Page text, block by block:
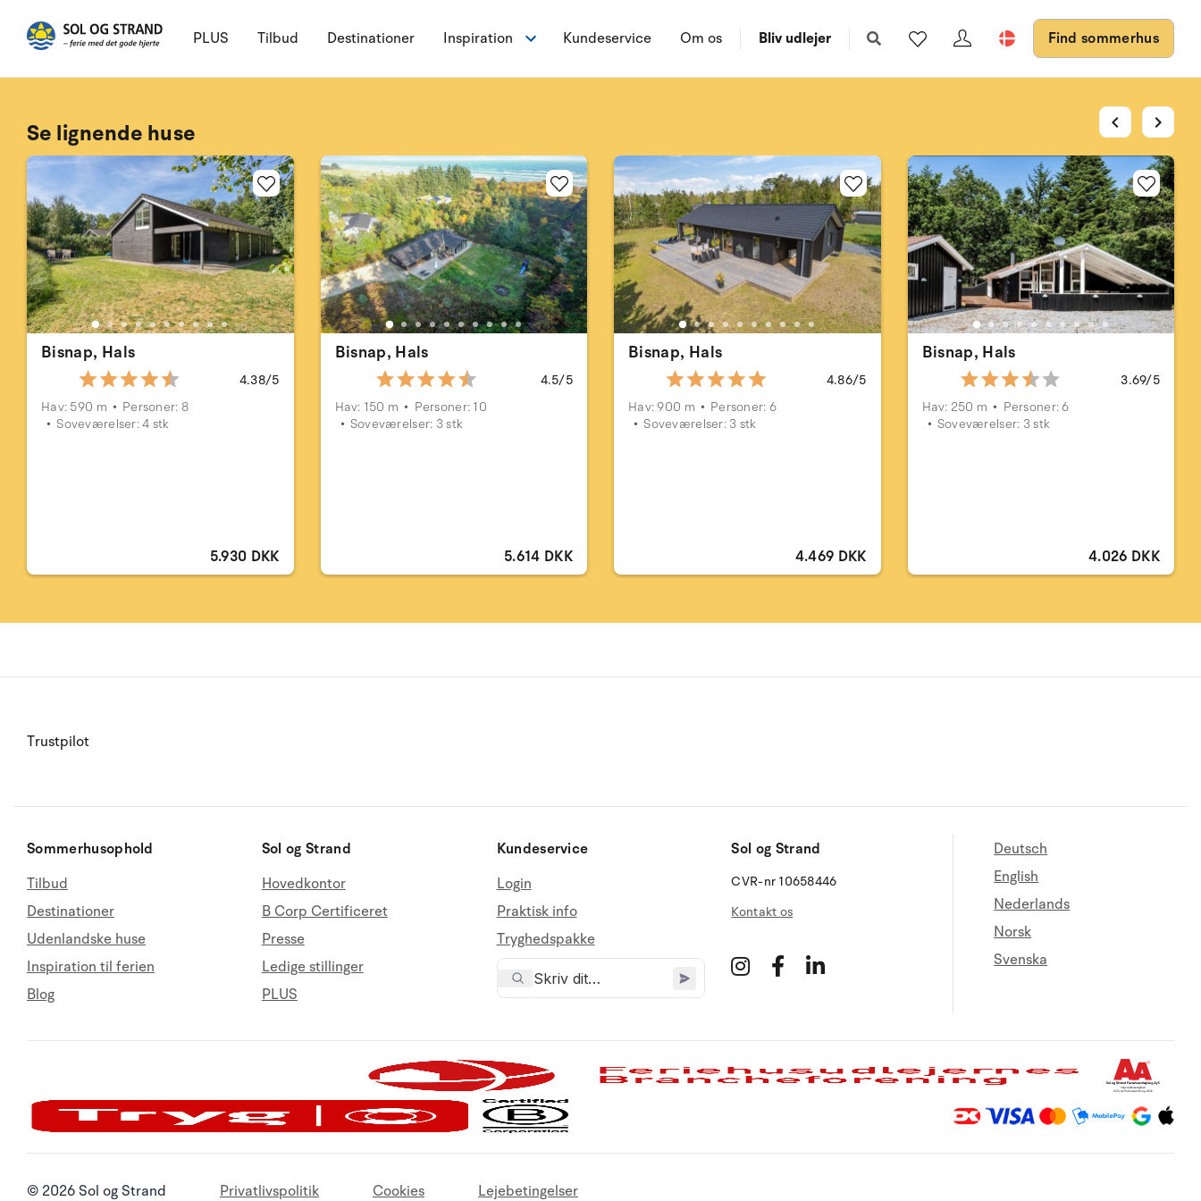
PLUS Tilbud Destinationer Inspiration Kundeservice Om os Bliv udlejer Find sommerhus
Se lignende huse
Bisnap, Hals
4.38/5
Hav: 590 m
Personer: 8
Soveværelser: 4 stk
5.930 DKK
Bisnap, Hals
4.5/5
Hav: 150 m
Personer: 10
Soveværelser: 3 stk
5.614 DKK
Bisnap, Hals
4.86/5
Hav: 900 m
Personer: 6
Soveværelser: 3 stk
4.469 DKK
Bisnap, Hals
3.69/5
Hav: 250 m
Personer: 6
Soveværelser: 3 stk
4.026 DKK
chevron_left chevron_right
Trustpilot
Sommerhusophold
Tilbud
Destinationer
Udenlandske huse
Inspiration til ferien
Blog
Sol og Strand
Hovedkontor
B Corp Certificeret
Presse
Ledige stillinger
PLUS
Kundeservice
Login
Praktisk info
Tryghedspakke
Sol og Strand
CVR-nr 10658446
Kontakt os
Deutsch
English
Nederlands
Norsk
Svenska
© 2026 Sol og Strand Privatlivspolitik Cookies Lejebetingelser